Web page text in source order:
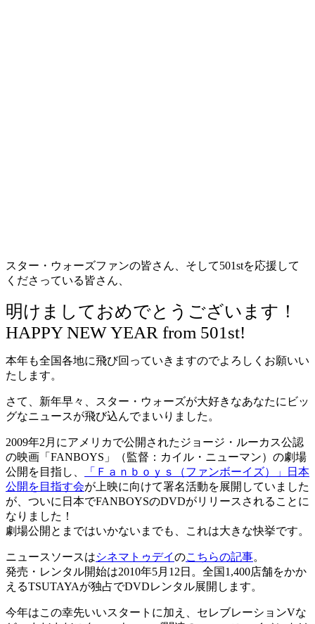
スター・ウォーズファンの皆さん、そして501stを応援して
くださっている皆さん、
明けましておめでとうございます！
HAPPY NEW YEAR from 501st!
本年も全国各地に飛び回っていきますのでよろしくお願いい
たします。
さて、新年早々、スター・ウォーズが大好きなあなたにビッ
グなニュースが飛び込んでまいりました。
2009年2月にアメリカで公開されたジョージ・ルーカス公認
の映画「FANBOYS」（監督：カイル・ニューマン）の劇場
公開を目指し、
「Ｆａｎｂｏｙｓ（ファンボーイズ）」日本
公開を目指す会が上映に向けて署名活動を展開していました
が、ついに日本でFANBOYSのDVDがリリースされることに
なりました！
劇場公開とまではいかないまでも、これは大きな快挙です。
ニュースソースはシネマトゥデイのこちらの記事。
発売・レンタル開始は2010年5月12日。全国1,400店舗をかか
えるTSUTAYAが独占でDVDレンタル展開します。
今年はこの幸先いいスタートに加え、セレブレーションVな